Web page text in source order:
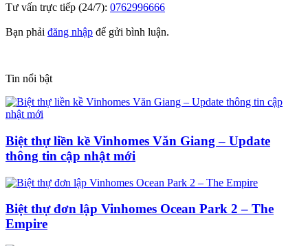
Tư vấn trực tiếp (24/7): 0762996666
Bạn phải đăng nhập để gửi bình luận.
Tin nổi bật
Biệt thự liền kề Vinhomes Văn Giang – Update
thông tin cập nhật mới
Biệt thự đơn lập Vinhomes Ocean Park 2 – The
Empire